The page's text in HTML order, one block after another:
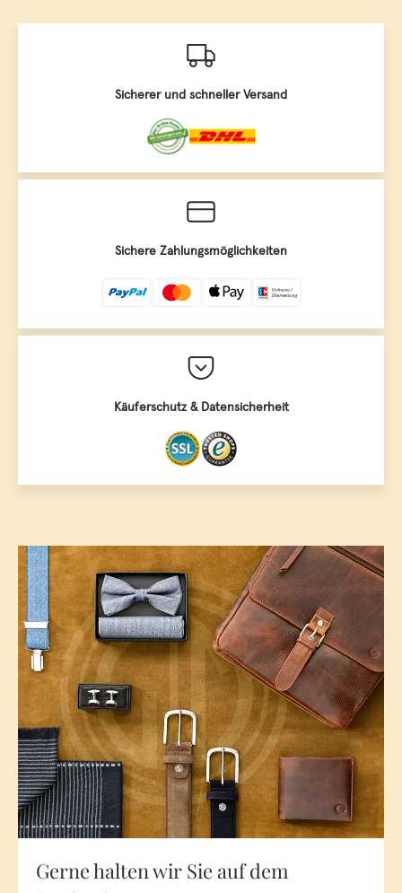
Sicherer und schneller Versand
Sichere Zahlungsmöglichkeiten
Käuferschutz & Datensicherheit
Gerne halten wir Sie auf dem